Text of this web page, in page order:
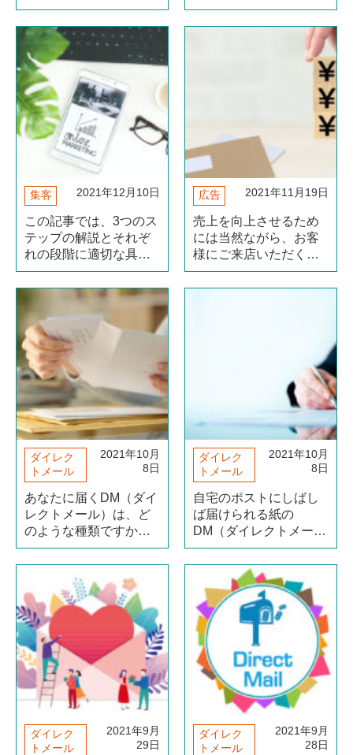
のデータをカスタマイ
ズできるのが特徴で、
DMや名刺など身近な印
刷物に用いられていま
す。 バリアブル印刷を
活用すると、顧客志向
のマーケティン（続き
を読む）
とりに最適化した
DM（ダイレクトメー
ル）のことです。 デジ
タルデータによる情報
管理と紙本来が持つ強
みを組み合わせた新た
なツールとして、マー
ケティング業界で注目
を（続きを読む）
集客 2021年12月10日
この記事では、3つのス
テップの解説とそれぞ
れの段階に適切な具体
的アプローチを紹介し
ていきます。 「集客を
任されたはいいけれ
ど、まったくアイディ
アが浮かばない！」 そ
んな人は、まずはこの
手順にしたがって集客
戦略を考えていき（続
きを読む）
広告 2021年11月19日
売上を向上させるため
には当然ながら、お客
様にご来店いただくた
めの集客方法を工夫す
る必要があります。コ
べきでしょうか。 限ら
れた予算の中、もし
ダイレク
トメール
2021年10月
8日
あなたに届くDM（ダイ
レクトメール）は、ど
のような種類ですか？
封筒に入っているも
の、はがき大のもの、
大きさ…等々、全て特
徴が違いますよね。今
回は、DMの特徴・種類
などについて簡単に解
説したいと思います。
この記事のポイン（続
きを読む）
ダイレク
トメール
2021年10月
8日
自宅のポストにしばし
ば届けられる紙の
DM（ダイレクトメー
ル）。手に取って文面
に目を通したとき、人
はどういった点に魅力
を感じるのでしょう
か。本記事ではDMの
「手紙」としての面に
フォーカスし、受け手
を魅了する“おもてなし
の心（続きを読む）
ダイレク
トメール
2021年9月
29日
ダイレク
トメール
2021年9月
28日